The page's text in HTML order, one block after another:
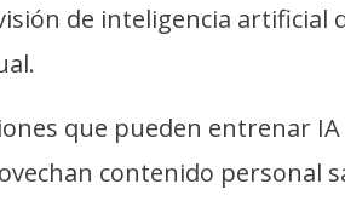
de inteligencia artificial
que pueden entrenar
contenido personal